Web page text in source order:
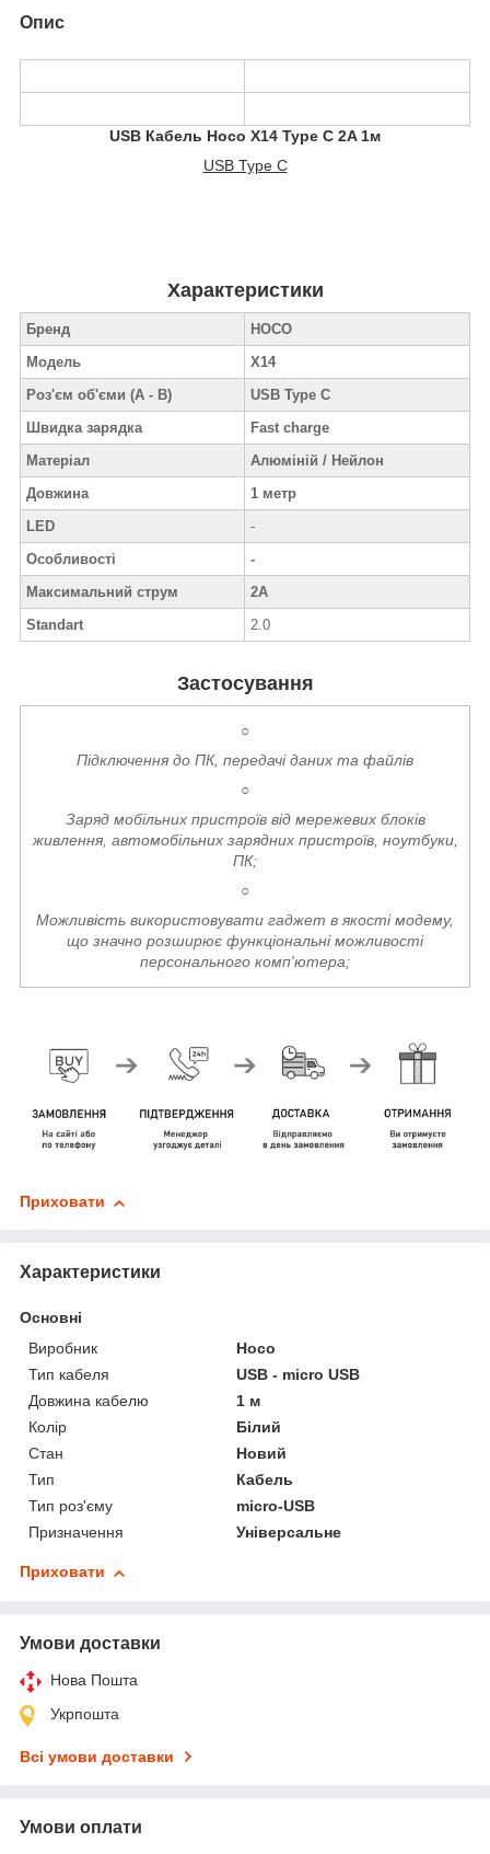
Опис
USB Кабель Hoco X14 Type C 2A 1м
USB Type C
Характеристики
Бренд
HOCO
Модель
X14
Роз'єм об'єми (A - B)
USB Type C
Швидка зарядка
Fast charge
Матеріал
Алюміній / Нейлон
Довжина
1 метр
LED
-
Особливості
-
Максимальний струм
2A
Standart
2.0
Застосування
○
Підключення до ПК, передачі даних та файлів
○
Заряд мобільних пристроїв від мережевих блоків
живлення, автомобільних зарядних пристроїв, ноутбуки,
ПК;
○
Можливість використовувати гаджет в якості модему,
що значно розширює функціональні можливості
персонального комп'ютера;
Приховати
Характеристики
Основні
Виробник
Hoco
Тип кабеля
USB - micro USB
Довжина кабелю
1 м
Колір
Білий
Стан
Новий
Тип
Кабель
Тип роз'єму
micro-USB
Призначення
Універсальне
Приховати
Умови доставки
Нова Пошта
Укрпошта
Всі умови доставки
Умови оплати